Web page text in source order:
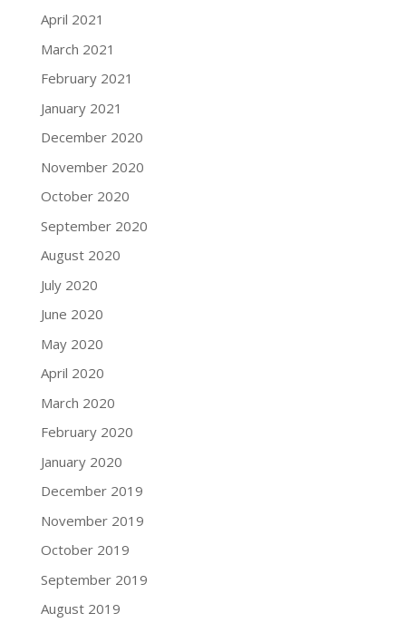
April 2021
March 2021
February 2021
January 2021
December 2020
November 2020
October 2020
September 2020
August 2020
July 2020
June 2020
May 2020
April 2020
March 2020
February 2020
January 2020
December 2019
November 2019
October 2019
September 2019
August 2019